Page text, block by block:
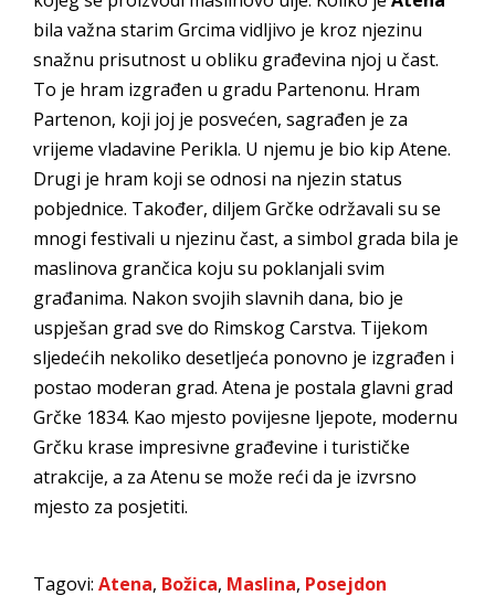
bila važna starim Grcima vidljivo je kroz njezinu
snažnu prisutnost u obliku građevina njoj u čast.
To je hram izgrađen u gradu Partenonu. Hram
Partenon, koji joj je posvećen, sagrađen je za
vrijeme vladavine Perikla. U njemu je bio kip Atene.
Drugi je hram koji se odnosi na njezin status
pobjednice. Također, diljem Grčke održavali su se
mnogi festivali u njezinu čast, a simbol grada bila je
maslinova grančica koju su poklanjali svim
građanima. Nakon svojih slavnih dana, bio je
uspješan grad sve do Rimskog Carstva. Tijekom
sljedećih nekoliko desetljeća ponovno je izgrađen i
postao moderan grad. Atena je postala glavni grad
Grčke 1834. Kao mjesto povijesne ljepote, modernu
Grčku krase impresivne građevine i turističke
atrakcije, a za Atenu se može reći da je izvrsno
mjesto za posjetiti.
Tagovi: Atena, Božica, Maslina, Posejdon